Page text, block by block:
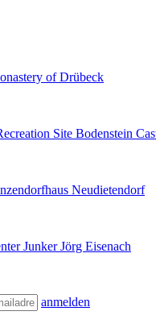
of Drübeck
Site Bodenstein
Neudietendorf
Junker Jörg Eisenach
anmelden